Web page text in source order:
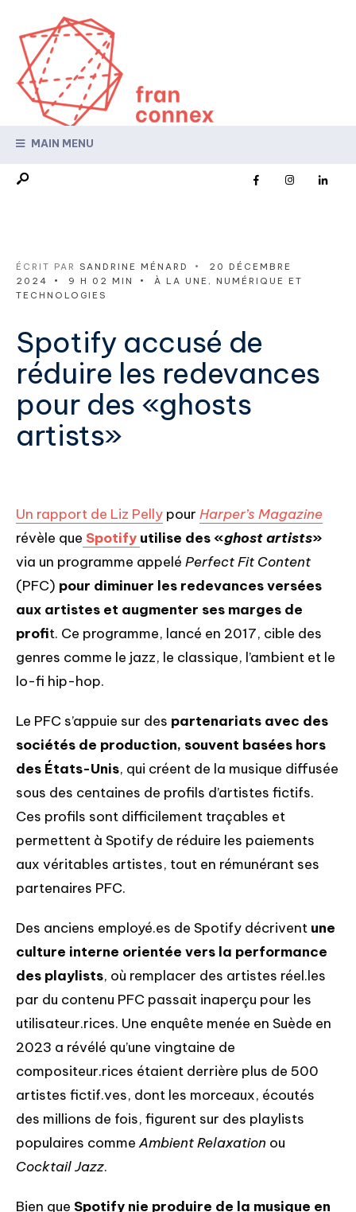
MAIN MENU
ÉCRIT PAR SANDRINE MÉNARD •
20 DÉCEMBRE
2024
• 9 H 02 MIN • À LA UNE , NUMÉRIQUE ET
TECHNOLOGIES
Spotify accusé de
réduire les redevances
pour des «ghosts
artists»
Un rapport de Liz Pelly pour Harper’s Magazine
révèle que Spotify utilise des «ghost artists»
via un programme appelé Perfect Fit Content
(PFC) pour diminuer les redevances versées
aux artistes et augmenter ses marges de
profit. Ce programme, lancé en 2017, cible des
genres comme le jazz, le classique, l’ambient et le
lo-fi hip-hop.
Le PFC s’appuie sur des partenariats avec des
sociétés de production, souvent basées hors
des États-Unis, qui créent de la musique diffusée
sous des centaines de profils d’artistes fictifs.
Ces profils sont difficilement traçables et
permettent à Spotify de réduire les paiements
aux véritables artistes, tout en rémunérant ses
partenaires PFC.
Des anciens employé.es de Spotify décrivent une
culture interne orientée vers la performance
des playlists, où remplacer des artistes réel.les
par du contenu PFC passait inaperçu pour les
utilisateur.rices. Une enquête menée en Suède en
2023 a révélé qu’une vingtaine de
compositeur.rices étaient derrière plus de 500
artistes fictif.ves, dont les morceaux, écoutés
des millions de fois, figurent sur des playlists
populaires commeAmbient Relaxation ou
Cocktail Jazz.
Bien que Spotify nie produire de la musique en